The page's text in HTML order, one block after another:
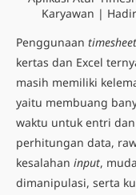
Karyawan |
Penggunaan timesheet
kertas dan Excel
masih memiliki
yaitu membuang
waktu untuk entri dan
perhitungan data,
kesalahan input,
dimanipulasi, serta